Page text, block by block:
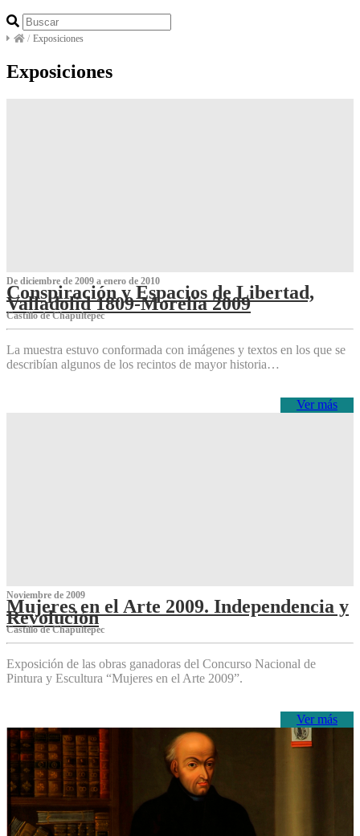
/ Exposiciones
Exposiciones
De diciembre de 2009 a enero de 2010
Conspiración y Espacios de Libertad,
Valladolid 1809-Morelia 2009
Castillo de Chapultepec
La muestra estuvo conformada con imágenes y textos en los que se
describían algunos de los recintos de mayor historia…
Ver más
Noviembre de 2009
Mujeres en el Arte 2009. Independencia y
Revolución
Castillo de Chapultepec
Exposición de las obras ganadoras del Concurso Nacional de
Pintura y Escultura “Mujeres en el Arte 2009”.
Ver más